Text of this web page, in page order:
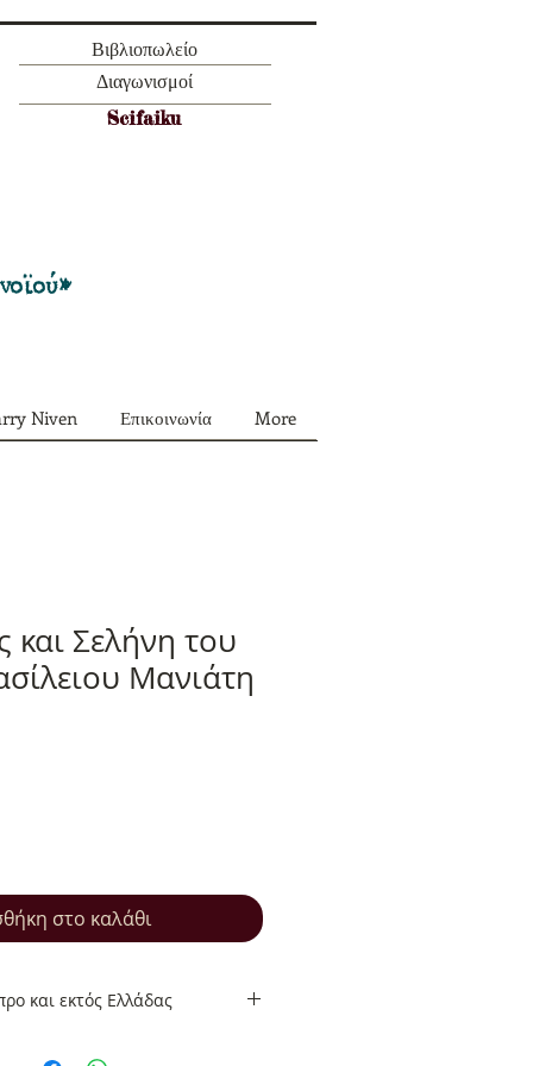
Βιβλιοπωλείο
Διαγωνισμοί
Scifaiku
Niven Επικοινωνία More
και Σελήνη του
Μανιάτη
στο καλάθι
και εκτός Ελλάδας